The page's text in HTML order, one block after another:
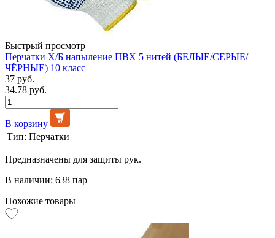
Быстрый просмотр
Перчатки Х/Б напыление ПВХ 5 нитей (БЕЛЫЕ/СЕРЫЕ/
ЧЁРНЫЕ) 10 класс
37 руб.
34.78 руб.
В корзину
Тип: Перчатки
Предназначены для защиты рук.
В наличии: 638 пар
Похожие товары